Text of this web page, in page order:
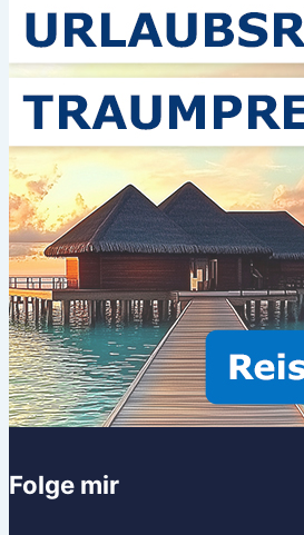
Folge mir